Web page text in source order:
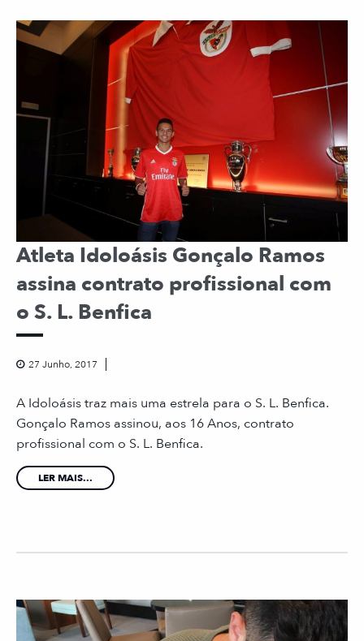
Atleta Idoloásis Gonçalo Ramos
assina contrato profissional com
o S. L. Benfica
27 Junho, 2017
A Idoloásis traz mais uma estrela para o S. L. Benfica.
Gonçalo Ramos assinou, aos 16 Anos, contrato
profissional com o S. L. Benfica.
LER MAIS...